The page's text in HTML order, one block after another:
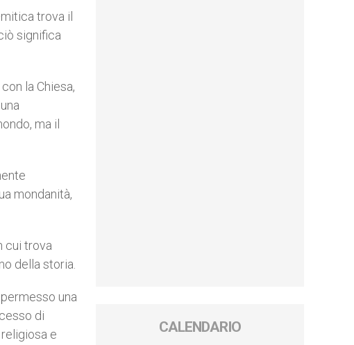
trova il
significa
la Chiesa,
ma il
mondanità,
cui trova
della storia.
una
di
e
CALENDARIO